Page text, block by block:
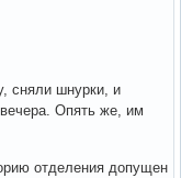
сняли шнурки, и
Опять же, им
отделения допущен